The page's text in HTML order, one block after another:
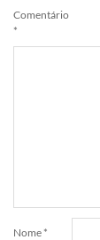
Comentário
*
Nome *